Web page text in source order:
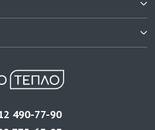
490-77-90